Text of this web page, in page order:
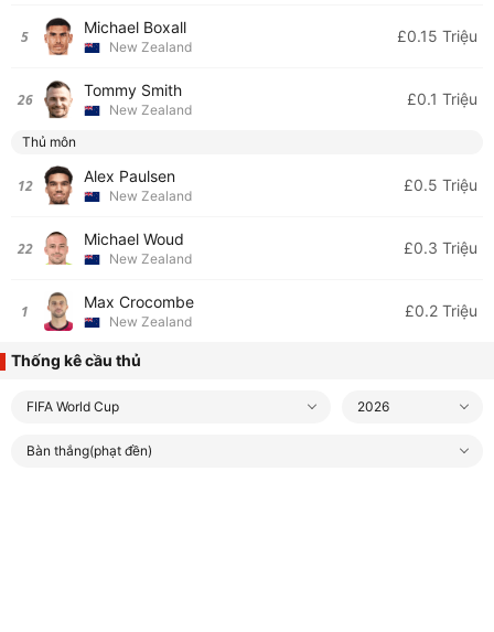
5 Michael Boxall
New Zealand
£0.15 Triệu
26 Tommy Smith
New Zealand
£0.1 Triệu
Thủ môn
12 Alex Paulsen
New Zealand
£0.5 Triệu
22 Michael Woud
New Zealand
£0.3 Triệu
1 Max Crocombe
New Zealand
£0.2 Triệu
Thống kê cầu thủ
FIFA World Cup 2026
Bàn thắng(phạt đền)